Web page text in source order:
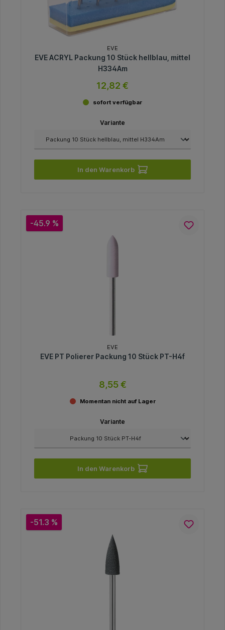
EVE
EVE ACRYL Packung 10 Stück hellblau, mittel
H334Am
12,82 €
sofort verfügbar
Variante
In den Warenkorb
-45.9 %
EVE
EVE PT Polierer Packung 10 Stück PT-H4f
8,55 €
Momentan nicht auf Lager
Variante
In den Warenkorb
-51.3 %